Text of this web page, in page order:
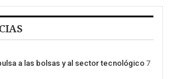
a las bolsas y al sector tecnológico 7